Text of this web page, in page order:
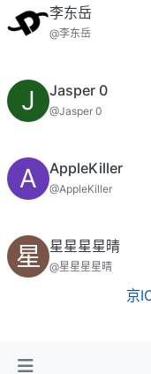
李东岳
@李东岳
J Jasper 0
@Jasper 0
A AppleKiller
@AppleKiller
星 星星星星晴
@星星星星晴
京